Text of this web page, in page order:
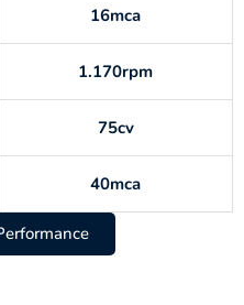
16mca
1.170rpm
75cv
40mca